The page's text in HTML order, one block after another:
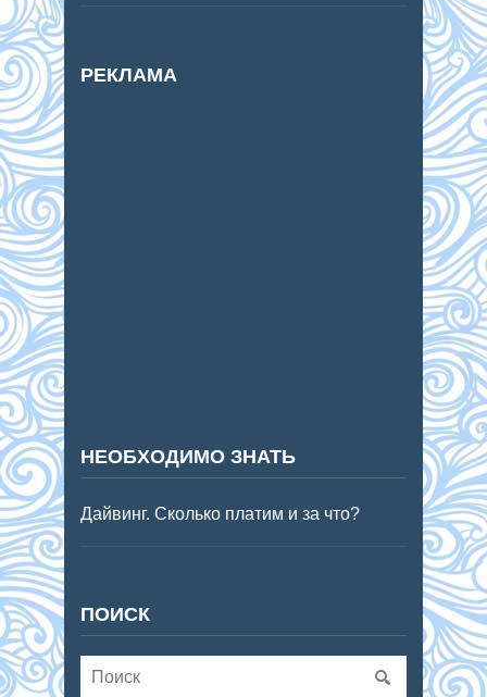
РЕКЛАМА
НЕОБХОДИМО ЗНАТЬ
Дайвинг. Сколько платим и за что?
ПОИСК